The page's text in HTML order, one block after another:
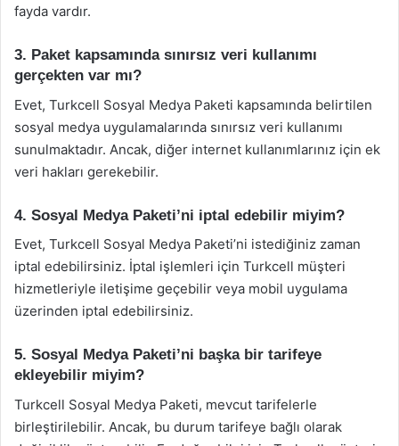
fayda vardır.
3. Paket kapsamında sınırsız veri kullanımı
gerçekten var mı?
Evet, Turkcell Sosyal Medya Paketi kapsamında belirtilen
sosyal medya uygulamalarında sınırsız veri kullanımı
sunulmaktadır. Ancak, diğer internet kullanımlarınız için ek
veri hakları gerekebilir.
4. Sosyal Medya Paketi’ni iptal edebilir miyim?
Evet, Turkcell Sosyal Medya Paketi’ni istediğiniz zaman
iptal edebilirsiniz. İptal işlemleri için Turkcell müşteri
hizmetleriyle iletişime geçebilir veya mobil uygulama
üzerinden iptal edebilirsiniz.
5. Sosyal Medya Paketi’ni başka bir tarifeye
ekleyebilir miyim?
Turkcell Sosyal Medya Paketi, mevcut tarifelerle
birleştirilebilir. Ancak, bu durum tarifeye bağlı olarak